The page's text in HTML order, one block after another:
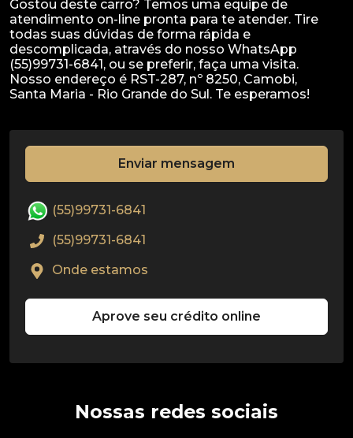
Gostou deste carro? Temos uma equipe de
atendimento on-line pronta para te atender. Tire
todas suas dúvidas de forma rápida e
descomplicada, através do nosso WhatsApp
(55)99731-6841, ou se preferir, faça uma visita.
Nosso endereço é RST-287, nº 8250, Camobi,
Enviar mensagem
(55)99731-6841
(55)99731-6841
Onde estamos
Aprove seu crédito online
Nossas redes sociais